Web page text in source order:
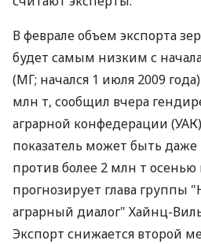
В феврале объем экспорта
будет самым низким с
(МГ; начался 1 июля 2009
млн т, сообщил вчера
аграрной конфедерации
показатель может быть
против более 2 млн т осенью
прогнозирует глава группы
аграрный диалог" Хайнц-
Экспорт снижается второй